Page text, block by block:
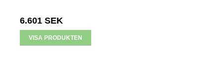
6.601 SEK
VISA PRODUKTEN